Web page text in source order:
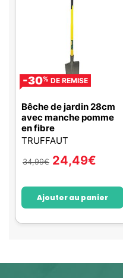
-30% DE REMISE
Bêche de jardin 28cm
avec manche pomme
en fibre
TRUFFAUT
34,99€ 24,49€
Ajouter au panier